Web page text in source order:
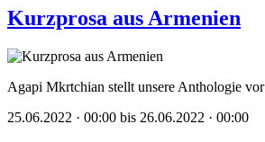
Kurzprosa aus Armenien
Agapi Mkrtchian stellt unsere Anthologie vor
25.06.2022 · 00:00 bis 26.06.2022 · 00:00